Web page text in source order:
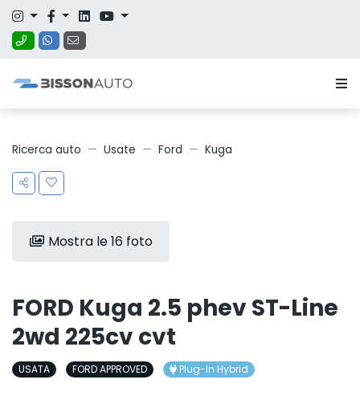
Ricerca auto Usate Ford Kuga
Mostra le 16 foto
FORD Kuga 2.5 phev ST-Line
2wd 225cv cvt
USATA FORD APPROVED Plug-In Hybrid